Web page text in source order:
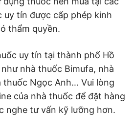
uy tín được cấp phép kinh
thẩm quyền.
uy tín tại thành phố Hồ
nhà thuốc Bimufa, nhà
thuốc Ngọc Anh… Vui lòng
của nhà thuốc để đặt hàng
nghe tư vấn kỹ lưỡng hơn.